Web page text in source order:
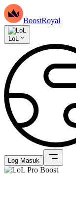
BoostRoyal
LoL
Log Masuk